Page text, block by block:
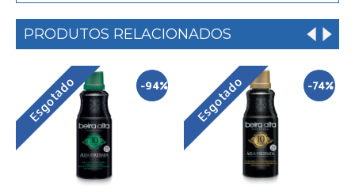
PRODUTOS RELACIONADOS
-94%
Esgotado -74%
Esgotado